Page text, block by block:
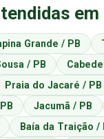
em
Grande / PB
/ PB
Praia do Jacaré / PB
Jacumã / PB
Baía da Traição /